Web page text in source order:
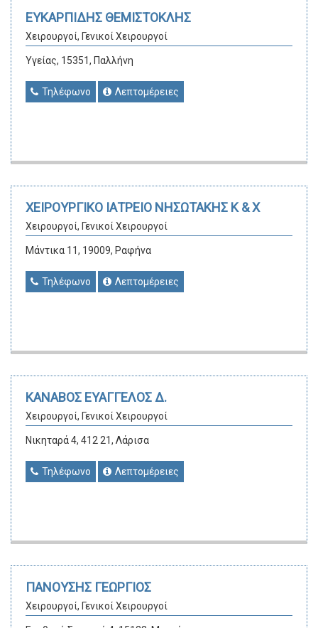
ΕΥΚΑΡΠΙΔΗΣ ΘΕΜΙΣΤΟΚΛΗΣ
Χειρουργοί, Γενικοί Χειρουργοί
Υγείας, 15351, Παλλήνη
Τηλέφωνο Λεπτομέρειες
ΧΕΙΡΟΥΡΓΙΚΟ ΙΑΤΡΕΙΟ ΝΗΣΩΤΑΚΗΣ Κ & Χ
Χειρουργοί, Γενικοί Χειρουργοί
Μάντικα 11, 19009, Ραφήνα
Τηλέφωνο Λεπτομέρειες
ΚΑΝΑΒΟΣ ΕΥΑΓΓΕΛΟΣ Δ.
Χειρουργοί, Γενικοί Χειρουργοί
Νικηταρά 4, 412 21, Λάρισα
Τηλέφωνο Λεπτομέρειες
ΠΑΝΟΥΣΗΣ ΓΕΩΡΓΙΟΣ
Χειρουργοί, Γενικοί Χειρουργοί